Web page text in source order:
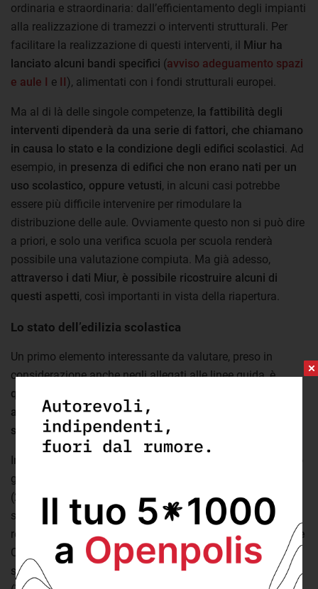
ordinaria e straordinaria: dall’efficientamento degli impianti
alla realizzazione di tramezzi o interventi strutturali. Per
facilitare la realizzazione di questi interventi, il Miur ha
lanciato alcuni bandi specifici (avviso adeguamento spazi
e aule I e II), alimentati con i fondi strutturali europei.
Ma al di là delle singole competenze, la fattibilità degli
interventi dipenderà da una serie di fattori, che chiamano
in causa lo stato e la condizione degli edifici scolastici. Ad
esempio, in presenza di edifici che non erano nati per un
uso scolastico, oppure vetusti, in alcuni casi potrebbe
essere più difficile intervenire per rimodulare la
distribuzione delle aule. Ovviamente questo non si può dire
a priori, e solo una verifica scuola per scuola renderà
possibile una valutazione compiuta. Ma già adesso,
attraverso i dati Miur, è possibile ricostruire alcuni di
questi aspetti, così importanti in vista della riapertura.
Lo stato dell’edilizia scolastica
Un primo elemento interessante da valutare, preso in
considerazione anche negli allegati alle linee guida, è
quanti edifici scolastici in uso non siano stati costruiti
appositamente per questo scopo, ma riadattati solo
successivamente per attività didattiche
In Italia, circa il 77% degli edifici scolastici è stato costruito
già con questa funzione, mentre quasi un edificio su 4
(23%) è stato riadattato solo in seguito per un uso
scolastico. Queste percentuali variano molto da regione a
regione.
Si trovano infatti al di sotto della media nazionale
Campania (61% di edifici costruiti appositamente per uso
scolastico), Emilia-Romagna (69%), Umbria e Calabria